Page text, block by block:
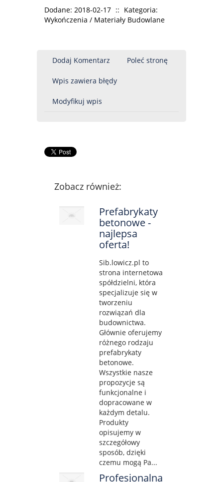
Dodane: 2018-02-17 :: Kategoria:
Wykończenia / Materiały Budowlane
Dodaj Komentarz Poleć stronę
Wpis zawiera błędy
Modyfikuj wpis
Zobacz również:
Prefabrykaty
betonowe -
najlepsa
oferta!
Sib.lowicz.pl to
strona internetowa
spółdzielni, która
specjalizuje się w
tworzeniu
rozwiązań dla
budownictwa.
Głównie oferujemy
różnego rodzaju
prefabrykaty
betonowe.
Wszystkie nasze
propozycje są
funkcjonalne i
dopracowane w
każdym detalu.
Produkty
opisujemy w
szczegółowy
sposób, dzięki
czemu mogą Pa...
Profesjonalna